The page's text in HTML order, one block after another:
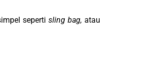
seperti sling bag, atau